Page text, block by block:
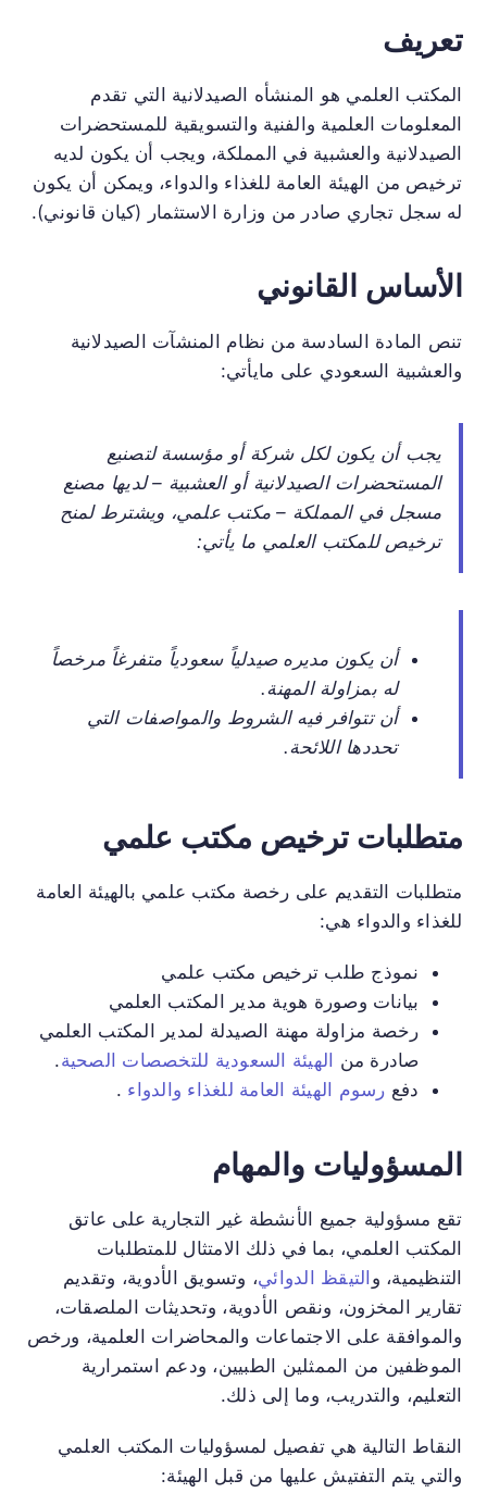
تعريف
المكتب العلمي هو المنشأه الصيدلانية التي تقدم
المعلومات العلمية والفنية والتسويقية للمستحضرات
الصيدلانية والعشبية في المملكة، ويجب أن يكون لديه
ترخيص من الهيئة العامة للغذاء والدواء، ويمكن أن يكون
له سجل تجاري صادر من وزارة الاستثمار (كيان قانوني).
الأساس القانوني
تنص المادة السادسة من نظام المنشآت الصيدلانية
والعشبية السعودي على مايأتي:
يجب أن يكون لكل شركة أو مؤسسة لتصنيع
المستحضرات الصيدلانية أو العشبية – لديها مصنع
مسجل في المملكة – مكتب علمي، ويشترط لمنح
ترخيص للمكتب العلمي ما يأتي:
أن يكون مديره صيدلياً سعودياً متفرغاً مرخصاً
له بمزاولة المهنة.
أن تتوافر فيه الشروط والمواصفات التي
تحددها اللائحة.
متطلبات ترخيص مكتب علمي
متطلبات التقديم على رخصة مكتب علمي بالهيئة العامة
للغذاء والدواء هي:
نموذج طلب ترخيص مكتب علمي
بيانات وصورة هوية مدير المكتب العلمي
رخصة مزاولة مهنة الصيدلة لمدير المكتب العلمي
صادرة من
الهيئة السعودية للتخصصات الصحية.
دفع رسوم الهيئة العامة للغذاء والدواء .
المسؤوليات والمهام
تقع مسؤولية جميع الأنشطة غير التجارية على عاتق
المكتب العلمي، بما في ذلك الامتثال للمتطلبات
التنظيمية، و التيقظ الدوائي، وتسويق الأدوية، وتقديم
تقارير المخزون، ونقص الأدوية، وتحديثات الملصقات،
والموافقة على الاجتماعات والمحاضرات العلمية، ورخص
الموظفين من الممثلين الطبيين، ودعم استمرارية
التعليم، والتدريب، وما إلى ذلك.
النقاط التالية هي تفصيل لمسؤوليات المكتب العلمي
والتي يتم التفتيش عليها من قبل الهيئة: